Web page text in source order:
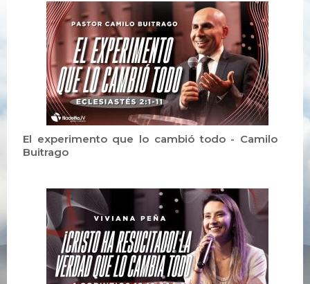
El experimento que lo cambió todo - Camilo
Buitrago